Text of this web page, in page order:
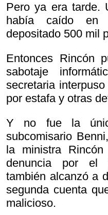
Pero ya era tarde.
había caído
depositado 500 mil
Entonces Rincón
sabotaje
secretaria
por estafa y otras
Y no fue la
subcomisario
la ministra
denuncia por el
también alcanzó a
segunda cuenta
malicioso.